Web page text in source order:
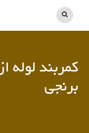
کمربند لوله
برنجی